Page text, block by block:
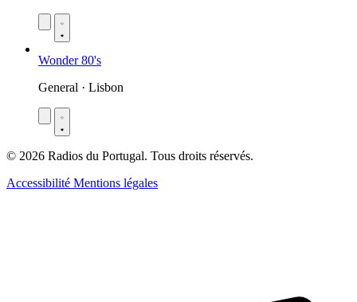
Wonder 80's
General · Lisbon
© 2026 Radios du Portugal. Tous droits réservés.
Accessibilité Mentions légales